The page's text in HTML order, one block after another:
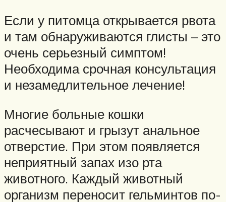
Если у питомца открывается рвота
и там обнаруживаются глисты – это
очень серьезный симптом!
Необходима срочная консультация
и незамедлительное лечение!
Многие больные кошки
расчесывают и грызут анальное
отверстие. При этом появляется
неприятный запах изо рта
животного. Каждый животный
организм переносит гельминтов по-